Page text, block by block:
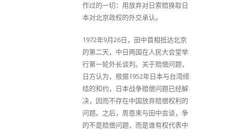
作过的一切：用放弃对日索赔换取日
本对北京政权的外交承认。
1972年9月26日，田中首相抵达北京
的第二天，中日两国在人民大会堂举
行第一轮外长谈判。关于赔偿问题，
日方认为，根据1952年日本与台湾缔
结的和约，日本战争赔偿问题已经解
决，因而不存在中国放弃赔偿权利的
问题。之后，周恩来与田中会谈，争
的不是赔偿问题，而是谁有权代表中